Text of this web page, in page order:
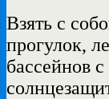
Взять с
прогулок,
бассейнов